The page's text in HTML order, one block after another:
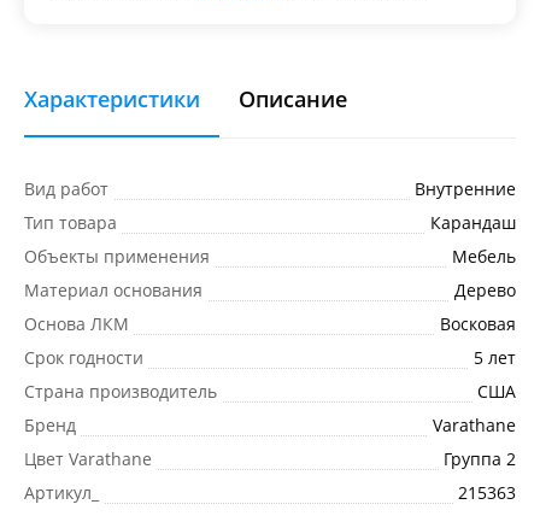
Характеристики Описание
Вид работ
Внутренние
Тип товара
Карандаш
Объекты применения
Мебель
Материал основания
Дерево
Основа ЛКМ
Восковая
Срок годности
5 лет
Страна производитель
США
Бренд
Varathane
Цвет Varathane
Группа 2
Артикул_
215363